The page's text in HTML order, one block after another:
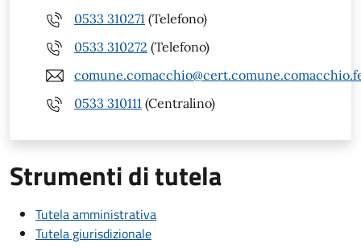
0533 310271 (Telefono)
0533 310272 (Telefono)
0533 310111 (Centralino)
Strumenti di tutela
Tutela amministrativa
Tutela giurisdizionale